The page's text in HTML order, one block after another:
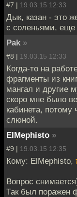
#7 | 19.03.15 12:33
Дык, казан - это
с соленьями,
Pak »
#8 | 19.03.15 12:33
Когда-то на
фрагменты из
мангал и другие
скоро мне было
кабинета, потому
слюной.
ElMephisto »
#9 | 19.03.15 12:35
Кому: ElMephisto,
Вопрос
Так был поражен